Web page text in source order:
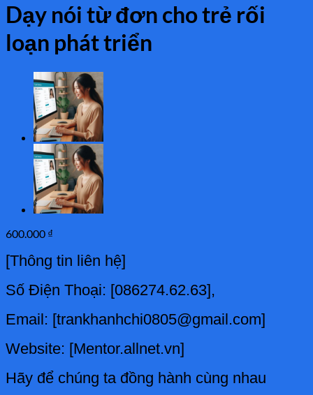
Dạy nói từ đơn cho trẻ rối
loạn phát triển
600.000 ₫
[Thông tin liên hệ]
Số Điện Thoại: [086274.62.63],
Email: [trankhanhchi0805@gmail.com]
Website: [Mentor.allnet.vn]
Hãy để chúng ta đồng hành cùng nhau